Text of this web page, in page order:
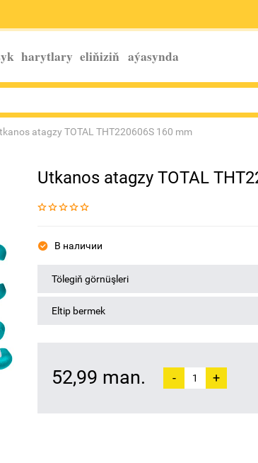
harytlary eliňiziň aýasynda
atagzy TOTAL THT220606S 160 mm
Utkanos atagzy TOTAL
В наличии
Tölegiň görnüşleri
Eltip bermek
52,99 man. - +